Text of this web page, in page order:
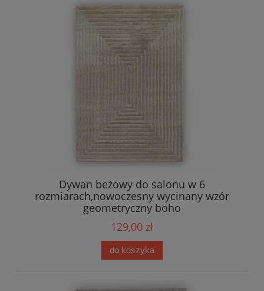
Dywan beżowy do salonu w 6
rozmiarach,nowoczesny wycinany wzór
geometryczny boho
129,00 zł
do koszyka